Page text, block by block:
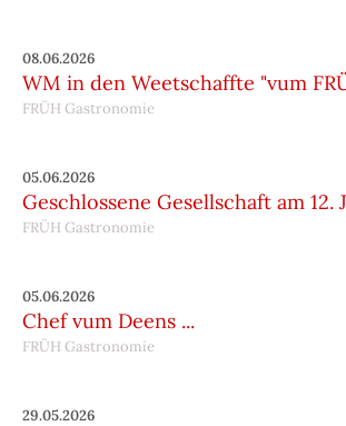
08.06.2026
WM in den Weetschaffte "vum
FRÜH Gastronomie
05.06.2026
Geschlossene Gesellschaft am 12.
FRÜH Gastronomie
05.06.2026
Chef vum Deens ...
FRÜH Gastronomie
29.05.2026